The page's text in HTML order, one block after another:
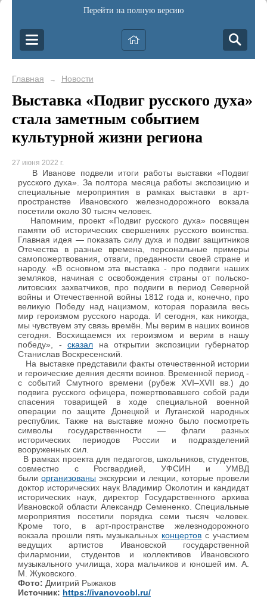
Перейти на полную версию
Главная → Новости
Выставка «Подвиг русского духа»
стала заметным событием
культурной жизни региона
27 июня 2022 г.
В Иванове подвели итоги работы выставки «Подвиг
русского духа». За полтора месяца работы экспозицию и
специальные мероприятия в рамках выставки в арт-
пространстве Ивановского железнодорожного вокзала
посетили около 30 тысяч человек.
Напомним, проект «Подвиг русского духа» посвящен
памяти об исторических свершениях русского воинства.
Главная идея — показать силу духа и подвиг защитников
Отечества в разные времена, персональные примеры
самопожертвования, отваги, преданности своей стране и
народу. «В основном эта выставка - про подвиги наших
земляков, начиная с освобождения страны от польско-
литовских захватчиков, про подвиги в период Северной
войны и Отечественной войны 1812 года и, конечно, про
великую Победу над нацизмом, которая поразила весь
мир героизмом русского народа. И сегодня, как никогда,
мы чувствуем эту связь времён. Мы верим в наших воинов
сегодня. Восхищаемся их героизмом и верим в нашу
победу», - сказал на открытии экспозиции губернатор
Станислав Воскресенский.
На выставке представили факты отечественной истории
и героические деяния десяти воинов. Временной период -
с событий Смутного времени (рубеж XVI–XVII вв.) до
подвига русского офицера, пожертвовавшего собой ради
спасения товарищей в ходе специальной военной
операции по защите Донецкой и Луганской народных
республик. Также на выставке можно было посмотреть
символы государственности — флаги разных
исторических периодов России и подразделений
вооруженных сил.
В рамках проекта для педагогов, школьников, студентов,
совместно с Росгвардией, УФСИН и УМВД
былиорганизованы экскурсии и лекции, которые провели
доктор исторических наук Владимир Околотин и кандидат
исторических наук, директор Государственного архива
Ивановской области Александр Семененко. Специальные
мероприятия посетили порядка семи тысяч человек.
Кроме того, в арт-пространстве железнодорожного
вокзала прошли пять музыкальных концертов с участием
ведущих артистов Ивановской государственной
филармонии, студентов и коллективов Ивановского
музыкального училища, хора мальчиков и юношей им. А.
М. Жуковского.
Фото: Дмитрий Рыжаков
Источник: https://ivanovoobl.ru/